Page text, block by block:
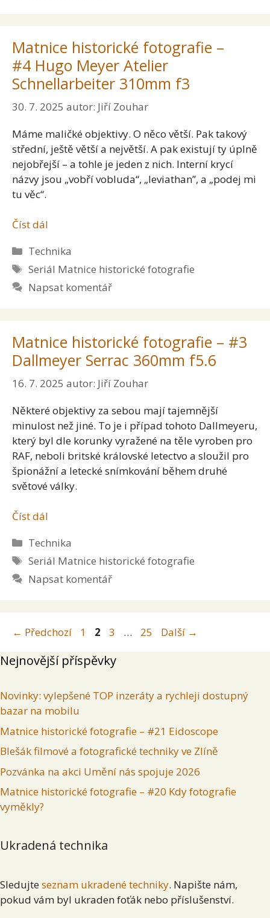
Matnice historické fotografie –
#4 Hugo Meyer Atelier
Schnellarbeiter 310mm f3
30. 7. 2025 autor: Jiří Zouhar
Máme maličké objektivy. O něco větší. Pak takový
střední, ještě větší a největší. A pak existují ty úplně
nejobřejší – a tohle je jeden z nich. Interní krycí
názvy jsou „vobří vobluda“, „leviathan”, a „podej mi
tu věc“.
Číst dál
Rubriky
Technika
Štítky
Seriál Matnice historické fotografie
Napsat komentář
Matnice historické fotografie – #3
Dallmeyer Serrac 360mm f5.6
16. 7. 2025 autor: Jiří Zouhar
Některé objektivy za sebou mají tajemnější
minulost než jiné. To je i případ tohoto Dallmeyeru,
který byl dle korunky vyražené na těle vyroben pro
RAF, neboli britské královské letectvo a sloužil pro
špionážní a letecké snímkování během druhé
světové války.
Číst dál
Rubriky
Technika
Štítky
Seriál Matnice historické fotografie
Napsat komentář
← Předchozí Stránka
1 Stránka
2 Stránka
3 … Stránka
25 Další →
Nejnovější příspěvky
Novinky: vylepšené TOP inzeráty a rychleji dostupný
bazar na mobilu
Matnice historické fotografie – #21 Eidoscope
Blešák filmové a fotografické techniky ve Zlíně
Pozvánka na akci Umění nás spojuje 2026
Matnice historické fotografie – #20 Kdy fotografie
vyměkly?
Ukradená technika
Sledujte seznam ukradené techniky. Napište nám,
pokud vám byl ukraden foťák nebo příslušenství.